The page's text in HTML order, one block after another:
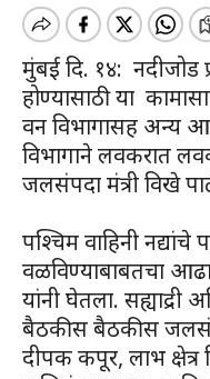
मुंबई दि. १४: नदीजोड
होण्यासाठी या
वन विभागासह अन्य
विभागाने लवकरात
जलसंपदा मंत्री विखे
पश्चिम वाहिनी नद्यांचे
वळविण्याबाबतचा
यांनी घेतला. सह्याद्री
बैठकीस बैठकीस
दीपक कपूर, लाभ